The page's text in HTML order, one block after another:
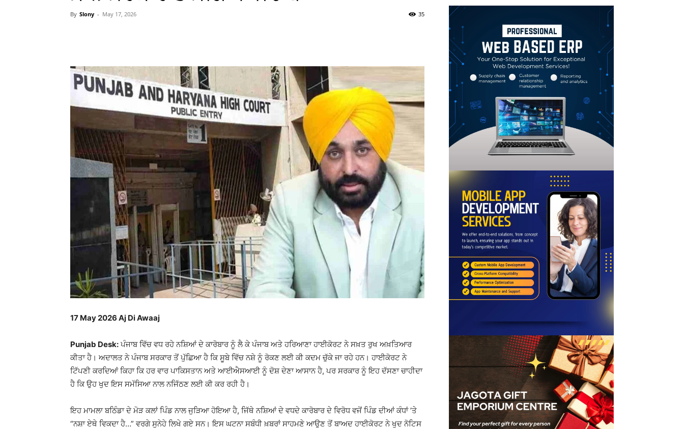
By Slony - May 17, 2026 35
Email Print
17 May 2026 Aj Di Awaaj
Punjab Desk: ਪੰਜਾਬ ਵਿੱਚ ਵਧ ਰਹੇ ਨਸ਼ਿਆਂ ਦੇ ਕਾਰੋਬਾਰ ਨੂੰ ਲੈ ਕੇ ਪੰਜਾਬ ਅਤੇ ਹਰਿਆਣਾ ਹਾਈਕੋਰਟ ਨੇ ਸਖ਼ਤ ਰੁਖ ਅਖ਼ਤਿਆਰ
ਕੀਤਾ ਹੈ। ਅਦਾਲਤ ਨੇ ਪੰਜਾਬ ਸਰਕਾਰ ਤੋਂ ਪੁੱਛਿਆ ਹੈ ਕਿ ਸੂਬੇ ਵਿੱਚ ਨਸ਼ੇ ਨੂੰ ਰੋਕਣ ਲਈ ਕੀ ਕਦਮ ਚੁੱਕੇ ਜਾ ਰਹੇ ਹਨ। ਹਾਈਕੋਰਟ ਨੇ
ਟਿੱਪਣੀ ਕਰਦਿਆਂ ਕਿਹਾ ਕਿ ਹਰ ਵਾਰ ਪਾਕਿਸਤਾਨ ਅਤੇ ਆਈਐਸਆਈ ਨੂੰ ਦੋਸ਼ ਦੇਣਾ ਆਸਾਨ ਹੈ, ਪਰ ਸਰਕਾਰ ਨੂੰ ਇਹ ਦੱਸਣਾ ਚਾਹੀਦਾ
ਹੈ ਕਿ ਉਹ ਖੁਦ ਇਸ ਸਮੱਸਿਆ ਨਾਲ ਨਜਿੱਠਣ ਲਈ ਕੀ ਕਰ ਰਹੀ ਹੈ।
ਇਹ ਮਾਮਲਾ ਬਠਿੰਡਾ ਦੇ ਮੋੜ ਕਲਾਂ ਪਿੰਡ ਨਾਲ ਜੁੜਿਆ ਹੋਇਆ ਹੈ, ਜਿੱਥੇ ਨਸ਼ਿਆਂ ਦੇ ਵਧਦੇ ਕਾਰੋਬਾਰ ਦੇ ਵਿਰੋਧ ਵਜੋਂ ਪਿੰਡ ਦੀਆਂ ਕੰਧਾਂ ’ਤੇ
“ਨਸ਼ਾ ਏਥੇ ਵਿਕਦਾ ਹੈ…” ਵਰਗੇ ਸੁਨੇਹੇ ਲਿਖੇ ਗਏ ਸਨ। ਇਸ ਘਟਨਾ ਸਬੰਧੀ ਖ਼ਬਰਾਂ ਸਾਹਮਣੇ ਆਉਣ ਤੋਂ ਬਾਅਦ ਹਾਈਕੋਰਟ ਨੇ ਖੁਦ ਨੋਟਿਸ